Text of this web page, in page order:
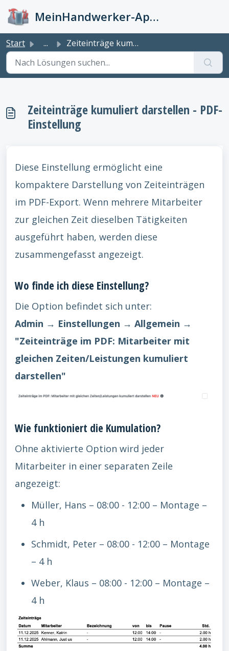
MeinHandwerker-App Info-Kiste
Start ... Zeiteinträge kumuliert darstellen - PDF-Einstellung
Zeiteinträge kumuliert darstellen - PDF-
Einstellung
Diese Einstellung ermöglicht eine
kompaktere Darstellung von Zeiteinträgen
im PDF-Export. Wenn mehrere Mitarbeiter
zur gleichen Zeit dieselben Tätigkeiten
ausgeführt haben, werden diese
zusammengefasst angezeigt.
Wo finde ich diese Einstellung?
Die Option befindet sich unter:
Admin → Einstellungen → Allgemein →
"Zeiteinträge im PDF: Mitarbeiter mit
gleichen Zeiten/Leistungen kumuliert
darstellen"
Wie funktioniert die Kumulation?
Ohne aktivierte Option wird jeder
Mitarbeiter in einer separaten Zeile
angezeigt:
Müller, Hans – 08:00 - 12:00 – Montage –
4 h
Schmidt, Peter – 08:00 - 12:00 – Montage
– 4 h
Weber, Klaus – 08:00 - 12:00 – Montage –
4 h